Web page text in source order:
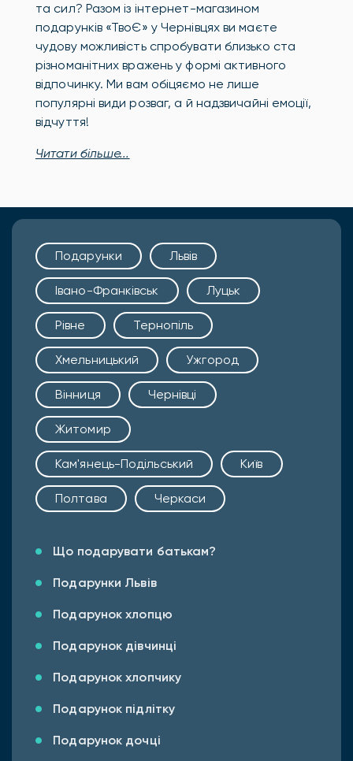
та сил? Разом із інтернет-магазином
подарунків «ТвоЄ» у Чернівцях ви маєте
чудову можливість спробувати близько ста
різноманітних вражень у формі активного
відпочинку. Ми вам обіцяємо не лише
популярні види розваг, а й надзвичайні емоції,
відчуття!
Читати більше...
Подарунки Львів
Івано-Франківськ Луцьк
Рівне Тернопіль
Хмельницький Ужгород
Вінниця Чернівці
Житомир
Кам'янець-Подільський Київ
Полтава Черкаси
Що подарувати батькам?
Подарунки Львів
Подарунок хлопцю
Подарунок дівчинці
Подарунок хлопчику
Подарунок підлітку
Подарунок дочці